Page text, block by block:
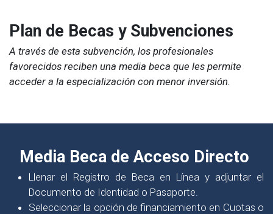
Plan de Becas y Subvenciones
A través de esta subvención, los profesionales
favorecidos reciben una media beca que les permite
acceder a la especialización con menor inversión.
Media Beca de Acceso Directo
Llenar el Registro de Beca en Línea y adjuntar el
Documento de Identidad o Pasaporte.
Seleccionar la opción de financiamiento en Cuotas o